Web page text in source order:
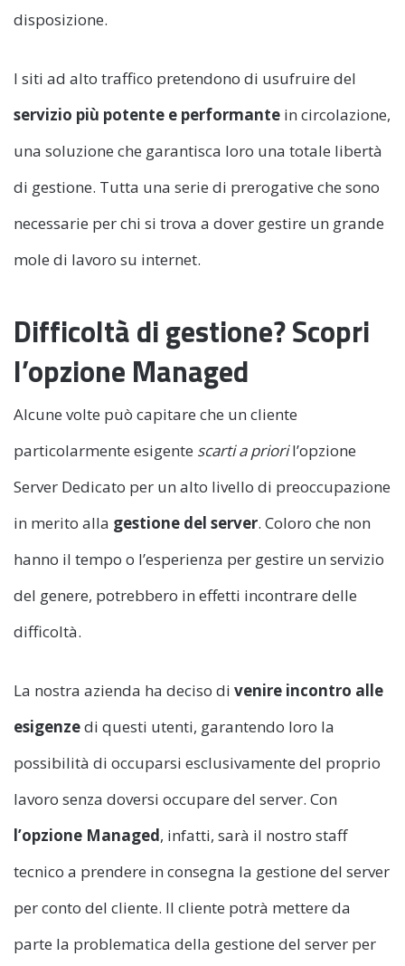
disposizione.
I siti ad alto traffico pretendono di usufruire del
servizio più potente e performante in circolazione,
una soluzione che garantisca loro una totale libertà
di gestione. Tutta una serie di prerogative che sono
necessarie per chi si trova a dover gestire un grande
mole di lavoro su internet.
Difficoltà di gestione? Scopri
l’opzione Managed
Alcune volte può capitare che un cliente
particolarmente esigente scarti a prioril’opzione
Server Dedicato per un alto livello di preoccupazione
in merito alla gestione del server. Coloro che non
hanno il tempo o l’esperienza per gestire un servizio
del genere, potrebbero in effetti incontrare delle
difficoltà.
La nostra azienda ha deciso di venire incontro alle
esigenzedi questi utenti, garantendo loro la
possibilità di occuparsi esclusivamente del proprio
lavoro senza doversi occupare del server. Con
l’opzione Managed, infatti, sarà il nostro staff
tecnico a prendere in consegna la gestione del server
per conto del cliente. Il cliente potrà mettere da
parte la problematica della gestione del server per